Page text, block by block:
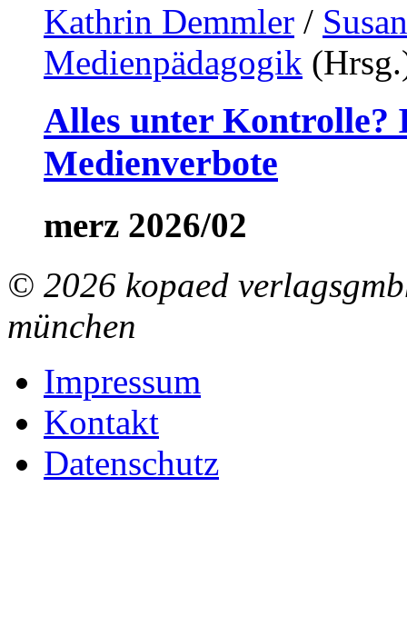
Kathrin Demmler /
Medienpädagogik
Alles unter Kontrolle?
Medienverbote
merz 2026/02
© 2026 kopaed
münchen
Impressum
Kontakt
Datenschutz